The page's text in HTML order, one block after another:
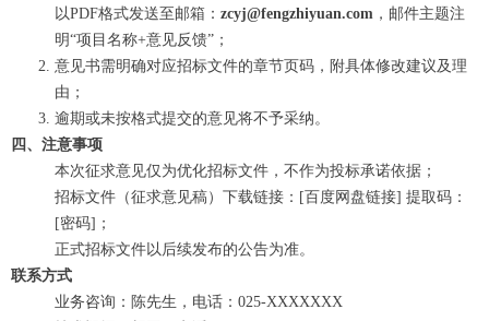
以PDF格式发送至邮箱： zcyj@fengzhiyuan.com ，邮件主题注
明“项目名称+意见反馈”；
意见书需明确对应招标文件的章节页码，附具体修改建议及理
由；
逾期或未按格式提交的意见将不予采纳。
四、注意事项
本次征求意见仅为优化招标文件，不作为投标承诺依据；
招标文件（征求意见稿）下载链接：[百度网盘链接] 提取码：
[密码]；
正式招标文件以后续发布的公告为准。
联系方式
业务咨询：陈先生，电话：025-XXXXXXX